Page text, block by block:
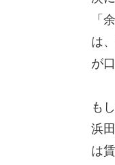
「
は
が
も
浜
は